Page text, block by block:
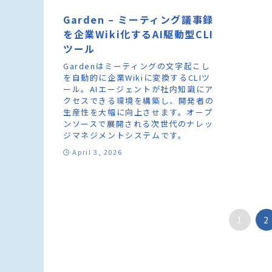
Garden – ミーティング議事録
を企業Wiki化するAI駆動型CLI
ツール
Gardenはミーティングの文字起こし
を自動的に企業Wikiに変換するCLIツ
ール。AIエージェントが社内知識にア
クセスできる環境を構築し、開発者の
生産性を大幅に向上させます。オープ
ンソースで展開される次世代のナレッ
ジマネジメントシステムです。
April 3, 2026
1 2